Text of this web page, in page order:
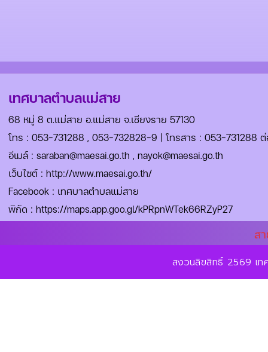
เทศบาลตำบลแม่สาย
68 หมู่ 8 ต.แม่สาย อ.แม่สาย จ.เชียงราย 57130
โทร : 053-731288 , 053-732828-9 | โทรสาร : 053-731288
อีเมล์ : saraban@maesai.go.th , nayok@maesai.go.th
เว็บไซต์ : http://www.maesai.go.th/
Facebook : เทศบาลตำบลแม่สาย
พิกัด : https://maps.app.goo.gl/kPRpnWTek66RZyP27
ส
สงวนลิขสิทธิ์ 2569 เ